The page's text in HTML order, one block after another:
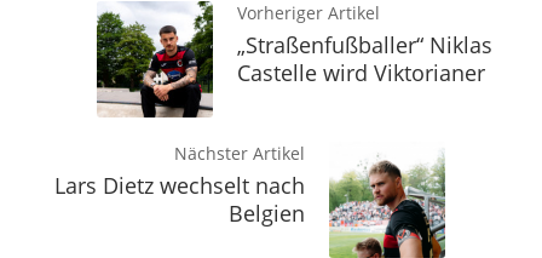
Vorheriger Artikel
„Straßenfußballer“ Niklas
Castelle wird Viktorianer
Nächster Artikel
Lars Dietz wechselt nach
Belgien